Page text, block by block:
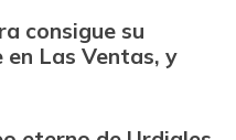
consigue su
Las Ventas, y